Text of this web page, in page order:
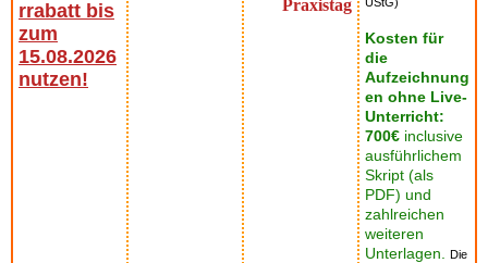
rrabatt bis
zum
15.08.2026
nutzen!
Praxistag
Kosten für
die
Aufzeichnung
en ohne Live-
Unterricht:
700€ inclusive
ausführlichem
Skript (als
PDF) und
zahlreichen
weiteren
Unterlagen.
Die